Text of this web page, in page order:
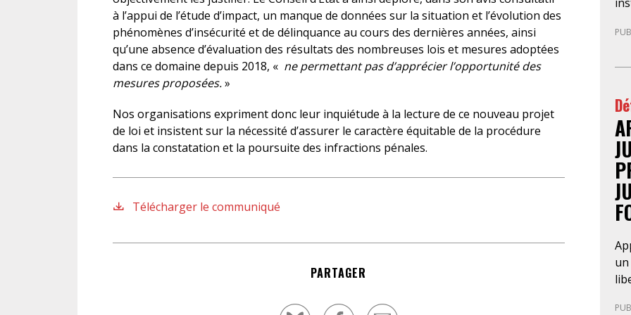
à l’appui de l’étude d’impact, un manque de données sur la situation et l’évolution des
phénomènes d’insécurité et de délinquance au cours des dernières années, ainsi
qu’une absence d’évaluation des résultats des nombreuses lois et mesures adoptées
dans ce domaine depuis 2018, « ne permettant pas d’apprécier l’opportunité des
mesures proposées.»
Nos organisations expriment donc leur inquiétude à la lecture de ce nouveau projet
de loi et insistent sur la nécessité d’assurer le caractère équitable de la procédure
dans la constatation et la poursuite des infractions pénales.
Télécharger le communiqué
PARTAGER
de
la